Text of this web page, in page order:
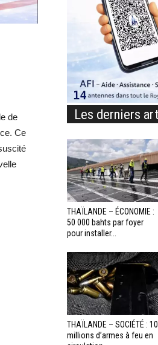
de
Ce
Les derniers
THAÏLANDE – ÉCONOMIE :
50 000 bahts par foyer
pour installer...
THAÏLANDE – SOCIÉTÉ : 10
millions d’armes à feu en